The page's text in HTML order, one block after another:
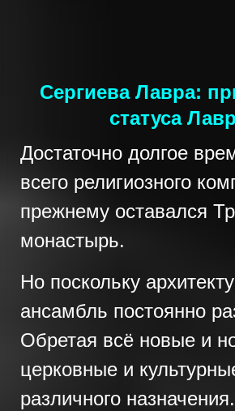
Сергиева Лавра:
статуса
Достаточно долгое
всего религиозного
прежнему оставался
монастырь.
Но поскольку
ансамбль постоянно
Обретая всё новые и
церковные и
различного назначения.